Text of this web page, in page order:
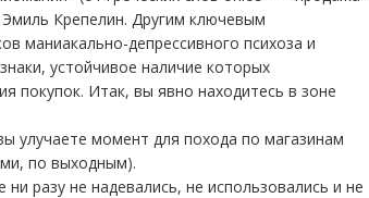
Крепелин. Другим ключевым
маниакально-депрессивного психоза и
устойчивое наличие которых
покупок. Итак, вы явно находитесь в зоне
улучаете момент для похода по магазинам
по выходным).
разу не надевались, не использовались и не